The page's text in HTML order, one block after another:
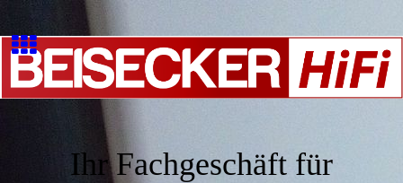
Ihr Fachgeschäft für